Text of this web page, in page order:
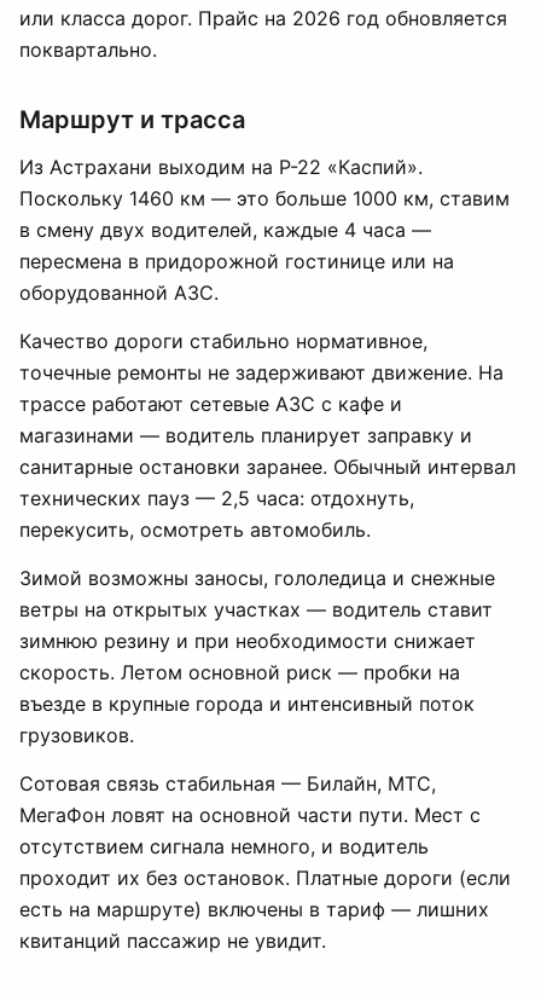
или класса дорог. Прайс на 2026 год обновляется
поквартально.
Маршрут и трасса
Из Астрахани выходим на Р-22 «Каспий».
Поскольку 1460 км — это больше 1000 км, ставим
в смену двух водителей, каждые 4 часа —
пересмена в придорожной гостинице или на
оборудованной АЗС.
Качество дороги стабильно нормативное,
точечные ремонты не задерживают движение. На
трассе работают сетевые АЗС с кафе и
магазинами — водитель планирует заправку и
санитарные остановки заранее. Обычный интервал
технических пауз — 2,5 часа: отдохнуть,
перекусить, осмотреть автомобиль.
Зимой возможны заносы, гололедица и снежные
ветры на открытых участках — водитель ставит
зимнюю резину и при необходимости снижает
скорость. Летом основной риск — пробки на
въезде в крупные города и интенсивный поток
грузовиков.
Сотовая связь стабильная — Билайн, МТС,
МегаФон ловят на основной части пути. Мест с
отсутствием сигнала немного, и водитель
проходит их без остановок. Платные дороги (если
есть на маршруте) включены в тариф — лишних
квитанций пассажир не увидит.